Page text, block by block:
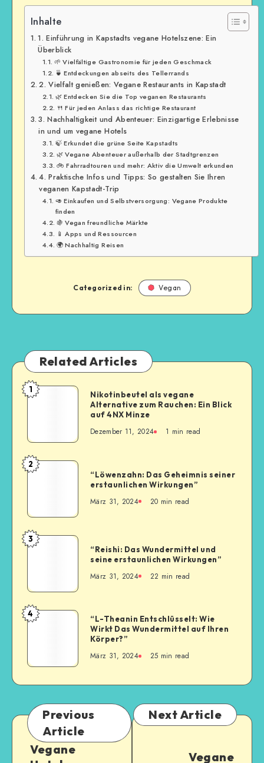
Inhalte
1. Einführung in Kapstadts vegane Hotelszene: Ein
Überblick
🌱 Vielfältige Gastronomie für jeden Geschmack
🍵 Entdeckungen abseits des Tellerrands
2. Vielfalt genießen: Vegane Restaurants in Kapstadt
🌿 Entdecken Sie die Top veganen Restaurants
🍴 Für jeden Anlass das richtige Restaurant
3. Nachhaltigkeit und Abenteuer: Einzigartige Erlebnisse
in und um vegane Hotels
🍃 Erkundet die grüne Seite Kapstadts
🌿 Vegane Abenteuer außerhalb der Stadtgrenzen
🚲 Fahrradtouren und mehr: Aktiv die Umwelt erkunden
4. Praktische Infos und Tipps: So gestalten Sie Ihren
veganen Kapstadt-Trip
🥑 Einkaufen und Selbstversorgung: Vegane Produkte
finden
🍇 Vegan freundliche Märkte
📱 Apps und Ressourcen
🌍 Nachhaltig Reisen
Categorized in: Vegan
Related Articles
1
Nikotinbeutel als vegane
Alternative zum Rauchen: Ein Blick
auf 4NX Minze
Dezember 11, 2024 1 min read
2
“Löwenzahn: Das Geheimnis seiner
erstaunlichen Wirkungen”
März 31, 2024 20 min read
3
“Reishi: Das Wundermittel und
seine erstaunlichen Wirkungen”
März 31, 2024 22 min read
4
“L-Theanin Entschlüsselt: Wie
Wirkt Das Wundermittel auf Ihren
Körper?”
März 31, 2024 25 min read
Previous
Article
Vegane
Next Article
Vegane